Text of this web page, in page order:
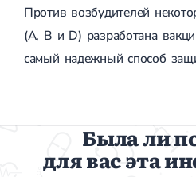
Против возбудителей
(A, B и D) разработана
самый надежный способ
Была ли
для вас эта